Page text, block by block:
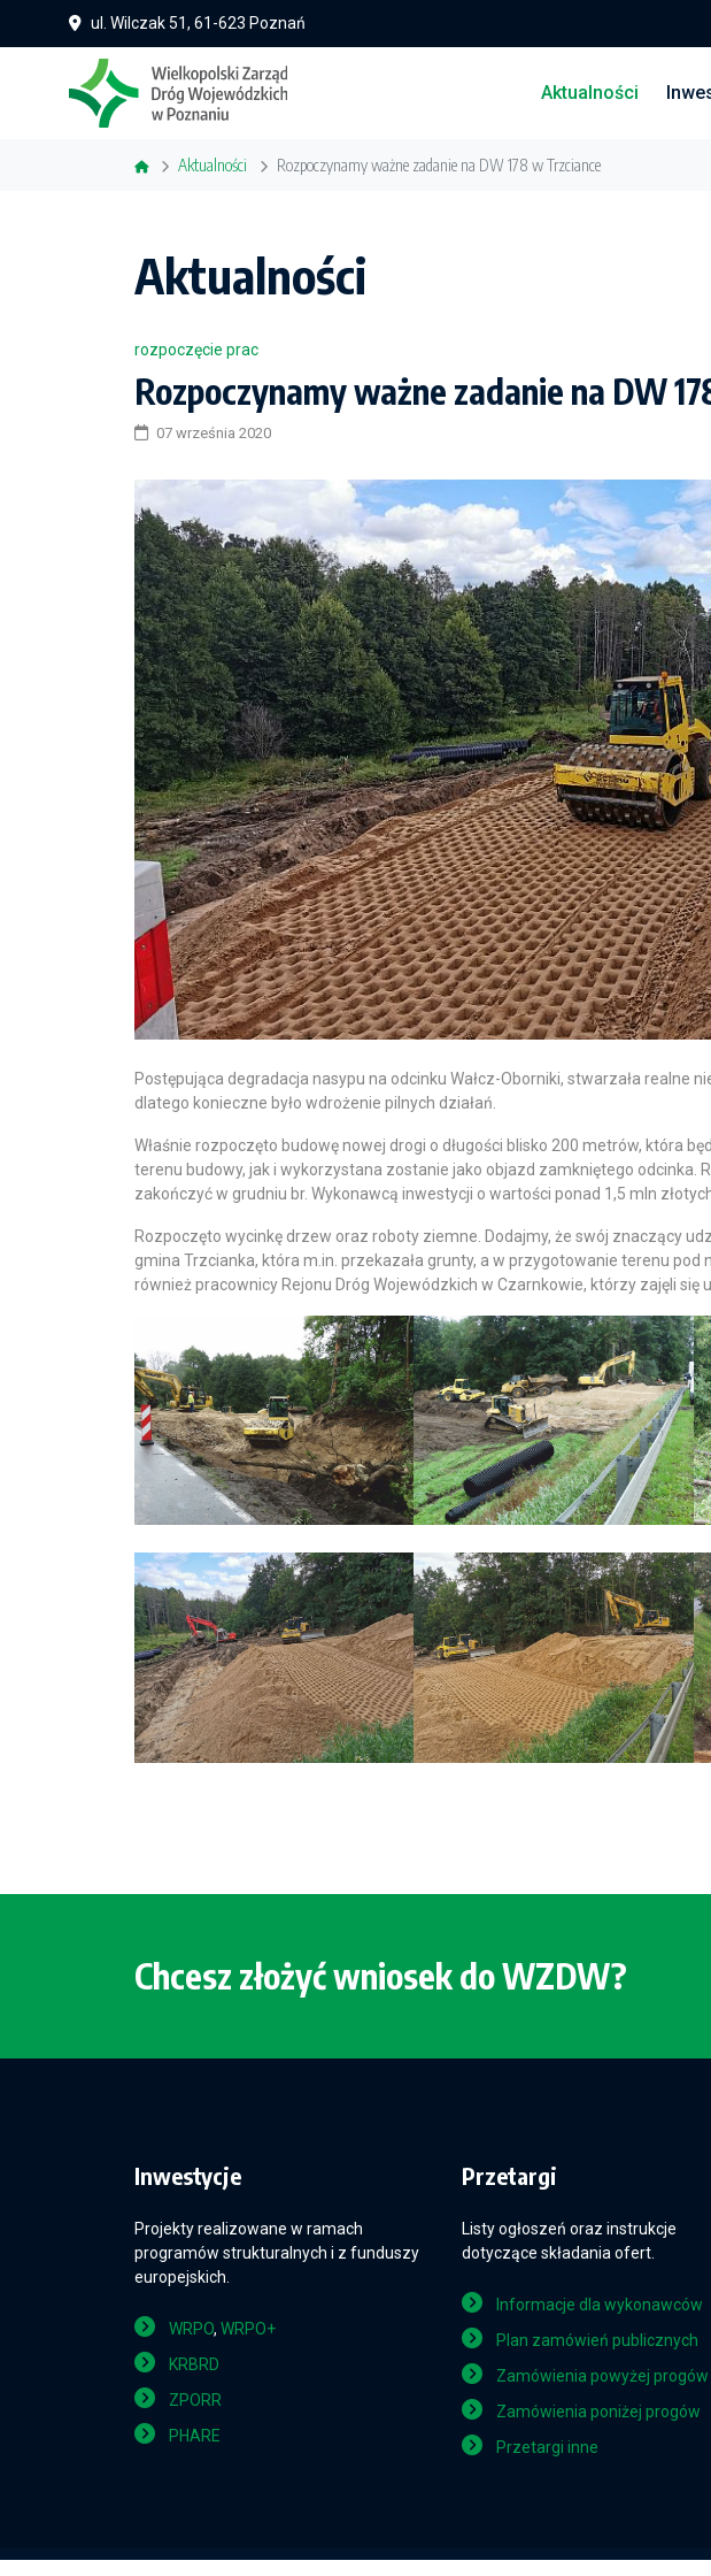
ul. Wilczak 51, 61-623 Poznań
Aktualności
Aktualności Rozpoczynamy ważne zadanie na DW 178 w Trzciance
Aktualności
rozpoczęcie prac
Rozpoczynamy ważne zadanie na DW
07 września 2020
Postępująca degradacja nasypu na odcinku Wałcz-Oborniki, stwarzała realne
dlatego konieczne było wdrożenie pilnych działań.
Właśnie rozpoczęto budowę nowej drogi o długości blisko 200 metrów, która
terenu budowy, jak i wykorzystana zostanie jako objazd zamkniętego odcinka.
zakończyć w grudniu br. Wykonawcą inwestycji o wartości ponad 1,5 mln
Rozpoczęto wycinkę drzew oraz roboty ziemne. Dodajmy, że swój znaczący
gmina Trzcianka, która m.in. przekazała grunty, a w przygotowanie terenu pod
również pracownicy Rejonu Dróg Wojewódzkich w Czarnkowie, którzy zajęli się
Chcesz złożyć wniosek do WZDW?
Inwestycje
Projekty realizowane w ramach
programów strukturalnych i z funduszy
europejskich.
WRPO, WRPO+
KRBRD
ZPORR
PHARE
Przetargi
Listy ogłoszeń oraz instrukcje
dotyczące składania ofert.
Informacje dla wykonawców
Plan zamówień publicznych
Zamówienia powyżej progów
Zamówienia poniżej progów
Przetargi inne